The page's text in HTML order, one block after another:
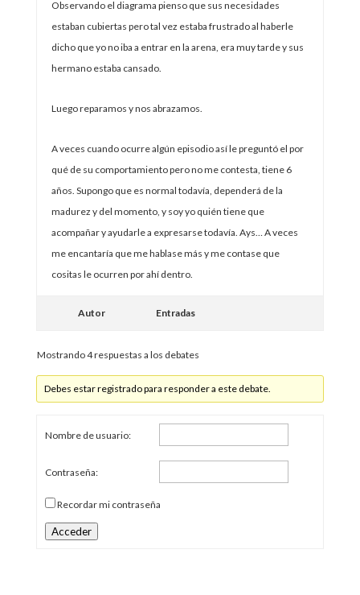
Observando el diagrama pienso que sus necesidades
estaban cubiertas pero tal vez estaba frustrado al haberle
dicho que yo no iba a entrar en la arena, era muy tarde y sus
hermano estaba cansado.
Luego reparamos y nos abrazamos.
A veces cuando ocurre algún episodio así le preguntó el por
qué de su comportamiento pero no me contesta, tiene 6
años. Supongo que es normal todavía, dependerá de la
madurez y del momento, y soy yo quién tiene que
acompañar y ayudarle a expresarse todavía. Ays… A veces
me encantaría que me hablase más y me contase que
cositas le ocurren por ahí dentro.
Autor Entradas
Mostrando 4 respuestas a los debates
Debes estar registrado para responder a este debate.
Nombre de usuario:
Contraseña:
Recordar mi contraseña
Acceder